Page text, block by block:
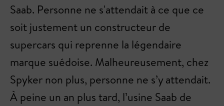
Saab. Personne ne s'attendait à ce que ce
soit justement un constructeur de
supercars qui reprenne la légendaire
marque suédoise. Malheureusement, chez
Spyker non plus, personne ne s’y attendait.
À peine un an plus tard, l’usine Saab de